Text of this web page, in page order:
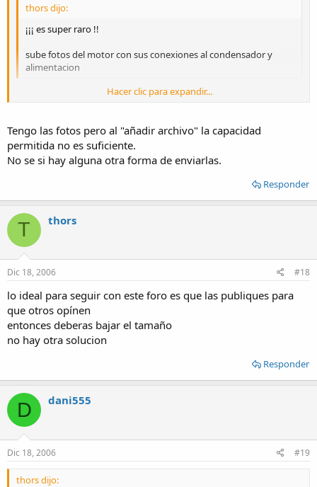
thors dijo:
¡¡¡ es super raro !!
sube fotos del motor con sus conexiones al condensador y
alimentacion
Hacer clic para expandir...
Tengo las fotos pero al "añadir archivo" la capacidad
permitida no es suficiente.
No se si hay alguna otra forma de enviarlas.
Responder
T thors
Dic 18, 2006 #18
lo ideal para seguir con este foro es que las publiques para
que otros opínen
entonces deberas bajar el tamaño
no hay otra solucion
Responder
D dani555
Dic 18, 2006 #19
thors dijo: